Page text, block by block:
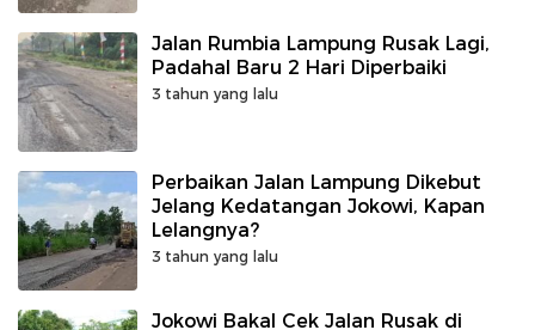
Jalan Rumbia Lampung Rusak Lagi,
Padahal Baru 2 Hari Diperbaiki
3 tahun yang lalu
Perbaikan Jalan Lampung Dikebut
Jelang Kedatangan Jokowi, Kapan
Lelangnya?
3 tahun yang lalu
Jokowi Bakal Cek Jalan Rusak di